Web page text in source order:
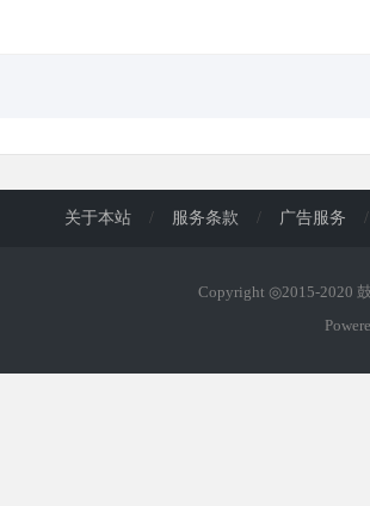
关于本站 / 服务条款 / 广告服务 /
Copyright ◎2015-2020